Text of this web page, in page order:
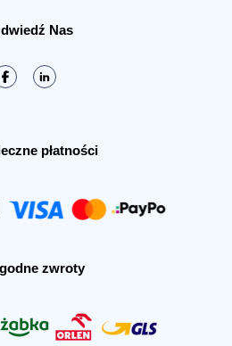
Nas
płatności
zwroty